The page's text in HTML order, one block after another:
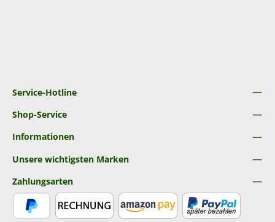
Service-Hotline
Shop-Service
Informationen
Unsere wichtigsten Marken
Zahlungsarten